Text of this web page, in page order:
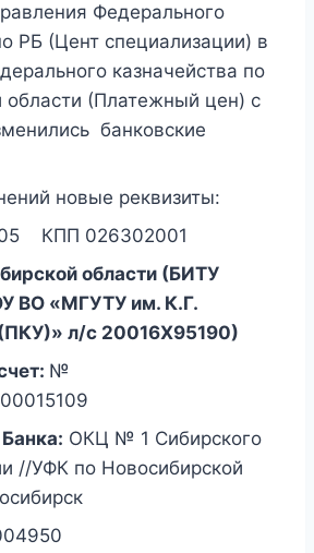
Федерального
РБ (Цент специализации) в
казначейства по
области (Платежный цен) с
банковские
новые реквизиты:
КПП 026302001
области (БИТУ
ВО «МГУТУ им. К.Г.
л/с 20016Х95190)
№
ОКЦ № 1 Сибирского
//УФК по Новосибирской